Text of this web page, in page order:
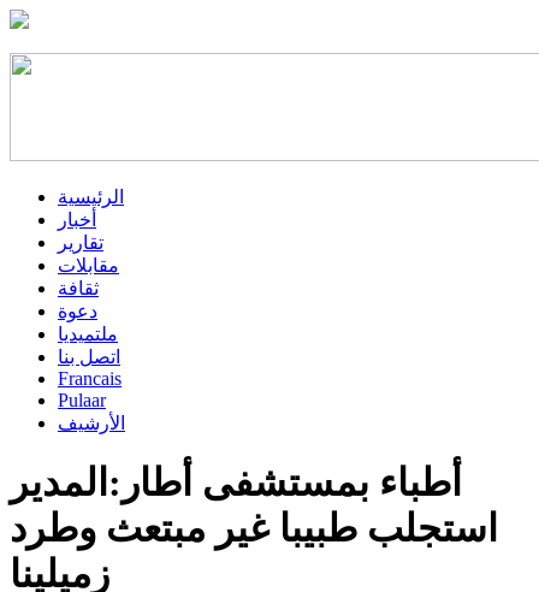
الرئيسية
أخبار
تقارير
مقابلات
ثقافة
دعوة
ملتميديا
اتصل بنا
Francais
Pulaar
الأرشيف
أطباء بمستشفى أطار:المدير
استجلب طبيبا غير مبتعث وطرد
زميلينا